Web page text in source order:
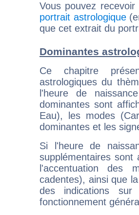
Vous pouvez
portrait astrologique
que cet extrait du
Dominantes
Ce chapitre
astrologiques du
l'heure de
dominantes sont
Eau), les modes
dominantes et les
Si l'heure de
supplémentaires sont
l'accentuation des
cadentes), ainsi que
des indications sur
fonctionnement